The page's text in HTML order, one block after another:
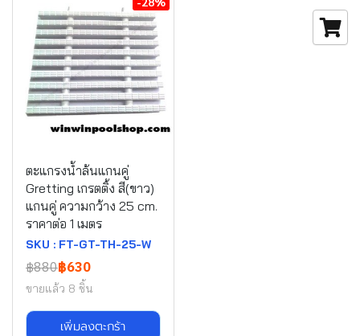
ตะแกรงน้ำล้นแกนคู่
Gretting เกรตติ้ง สี(ขาว)
แกนคู่ ความกว้าง 25 cm.
ราคาต่อ 1 เมตร
SKU : FT-GT-TH-25-W
฿880฿630
ขายแล้ว 8 ชิ้น
เพิ่มลงตะกร้า